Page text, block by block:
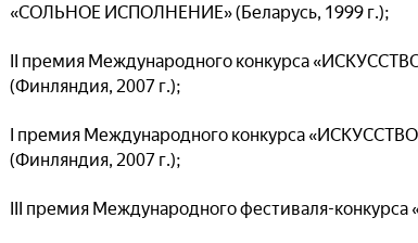
«СОЛЬНОЕ ИСПОЛНЕНИЕ» (Беларусь, 1999 г.);
II премия Международного конкурса
(Финляндия, 2007 г.);
I премия Международного конкурса
(Финляндия, 2007 г.);
III премия Международного фестиваля-